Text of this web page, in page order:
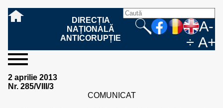
DIRECȚIA
NAȚIONALĂ
ANTICORUPȚIE
A-
÷ A+
sesizați-
ne
Ce
înseamnă
Cum
sesizați
Cum
este
Ce
trebuie
Fazele
procesului
Ce
urmează
Care sunt
drepturile și
Cum
sprijiniți
despre
noi
Cine
lucrează
Cu ce
se
Sursele
de
Structura
Conducerea
Structuri
teritoriale
Cadrul
legal
Resurse
financiare
Resurse
umane
Integritate
instituțională
rezultatele
noastre
Rapoarte
de
Hotărâri
penale
mass
media
Biroul de
informare
Comunicate
de presă
Model de
acreditare
Drept
la
Evenimente
informare
publică
Persoana
responsabilă
Model
solicitare
Raportul
anual
Legea
544/2001
Protecția
datelor
Modalități
de
cooperare
internațională
Programe
Evenimente
internaționale
Cadrul legal
internațional
2 aprilie 2013
Nr. 285/VIII/3
COMUNICAT